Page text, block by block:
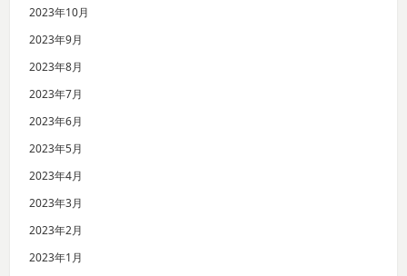
2023年10月
2023年9月
2023年8月
2023年7月
2023年6月
2023年5月
2023年4月
2023年3月
2023年2月
2023年1月